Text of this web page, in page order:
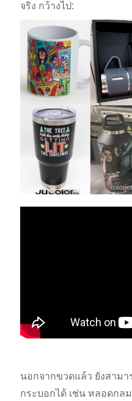
จริง กว้างไป:
นอกจากขวดแล้ว ยังสาม
กระบอกได้ เช่น หลอดกล